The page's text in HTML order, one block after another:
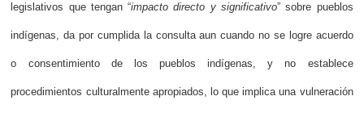
legislativos que tengan “impacto directo y significativo” sobre pueblos
indígenas, da por cumplida la consulta aun cuando no se logre acuerdo
o consentimiento de los pueblos indígenas, y no establece
procedimientos culturalmente apropiados, lo que implica una vulneración